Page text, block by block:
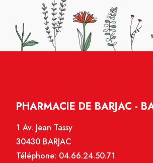
PHARMACIE DE BARJAC -
1 Av. Jean Tassy
30430 BARJAC
Téléphone: 04.66.24.50.71